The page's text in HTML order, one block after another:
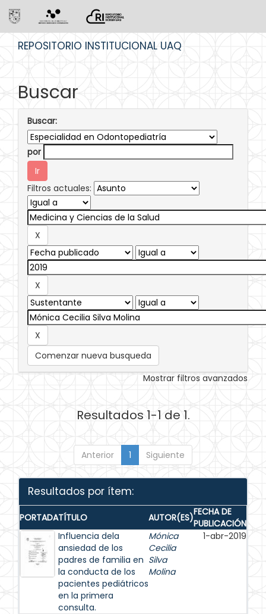
REPOSITORIO INSTITUCIONAL UAQ
Buscar
Buscar:
por
Filtros actuales:
Comenzar nueva busqueda
Mostrar filtros avanzados
Resultados 1-1 de 1.
Anterior 1 Siguiente
Resultados por ítem:
PORTADATÍTULO AUTOR(ES)FECHA DE
PUBLICACIÓN
Influencia dela
ansiedad de los
padres de familia en
la conducta de los
pacientes pediátricos
en la primera
consulta.
Mónica
Cecilia
Silva
Molina
1-abr-2019